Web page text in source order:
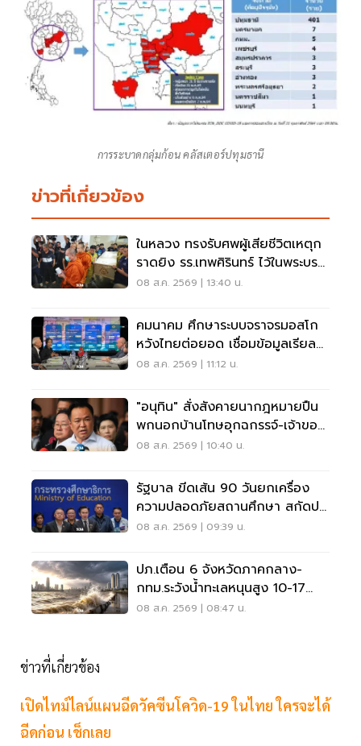
การระบาดกลุ่มก้อน คลัสเตอร์ปทุมธานี
ข่าวที่เกี่ยวข้อง
ในหลวง ทรงรับศพผู้เสียชีวิตเหตุก
ราดยิง รร.เทพศิรินทร์ ไว้ในพระบรม
ราชานุเคราะห์
08 ส.ค. 2569 | 13:40 น.
คมนาคม ศึกษาระบบจราจรมอสโก
หวังไทยต่อยอด เชื่อมข้อมูลเรียล
ไทม์ แก้รถติด
08 ส.ค. 2569 | 11:12 น.
"อนุทิน" สั่งสังคายนากฎหมายปืน
พกนอกบ้านโทษอุกฉกรรจ์-เจ้าของ
โดนหนัก
08 ส.ค. 2569 | 10:40 น.
รัฐบาล ขีดเส้น 90 วันยกเครื่อง
ความปลอดภัยสถานศึกษา สกัดปม
บูลลี่
08 ส.ค. 2569 | 09:39 น.
ปภ.เตือน 6 จังหวัดภาคกลาง-
กทม.ระวังน้ำทะเลหนุนสูง 10-17
ส.ค.69
08 ส.ค. 2569 | 08:47 น.
ข่าวที่เกี่ยวข้อง
เปิดไทม์​ไลน์แผนฉีดวัคซีนโควิด-19 ในไทย ใครจะได้
ฉีดก่อน เช็กเลย